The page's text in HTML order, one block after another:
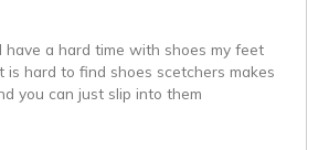
have a hard time with shoes my feet
is hard to find shoes scetchers makes
you can just slip into them